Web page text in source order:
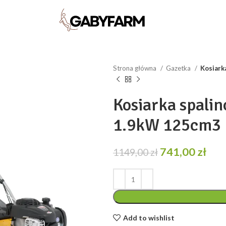
Strona główna Gazetka
Kosiarka
1.9kW 125cm3
1149,00zł Pierwotna
1149,00 zł.
741,00zł
Add to wishlist